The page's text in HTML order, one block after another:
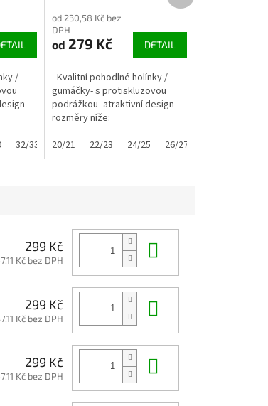
/
-
32/33 34/35
od 230,58 Kč bez
DPH
od 279 Kč DETAIL
- Kvalitní pohodlné holínky /
gumáčky- s protiskluzovou
podrážkou- atraktivní design -
rozměry níže:
20/21
22/23 24/25 26/27
299 Kč
Kč bez DPH
299 Kč
Kč bez DPH
299 Kč
Kč bez DPH